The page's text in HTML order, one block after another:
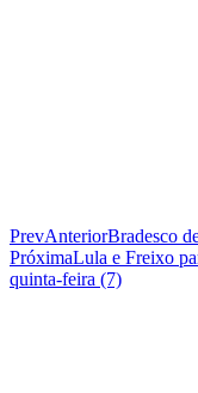
PrevAnteriorBradesco
PróximaLula e Freixo
quinta-feira (7)